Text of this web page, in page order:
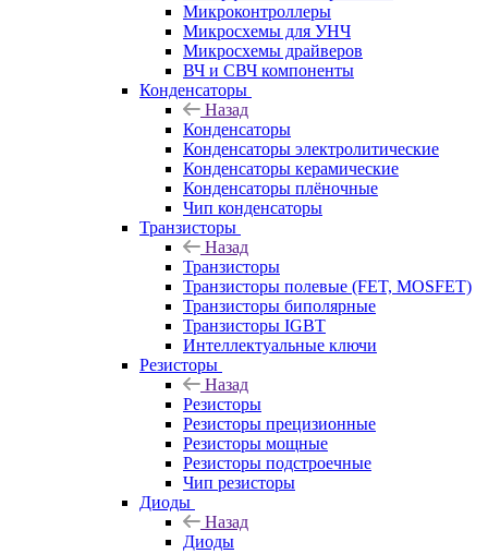
Микроконтроллеры
Микросхемы для УНЧ
Микросхемы драйверов
ВЧ и СВЧ компоненты
Конденсаторы
Назад
Конденсаторы
Конденсаторы электролитические
Конденсаторы керамические
Конденсаторы плёночные
Чип конденсаторы
Транзисторы
Назад
Транзисторы
Транзисторы полевые (FET, MOSFET)
Транзисторы биполярные
Транзисторы IGBT
Интеллектуальные ключи
Резисторы
Назад
Резисторы
Резисторы прецизионные
Резисторы мощные
Резисторы подстроечные
Чип резисторы
Диоды
Назад
Диоды